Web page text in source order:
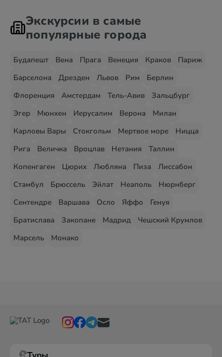
Экскурсии в самые
популярные города
Будапешт Вена Прага Венеция Краков
Париж
Барселона
Дрезден Львов Рим
Берлин
Флоренция
Амстердам Тель-Авив
Зальцбург
Эгер
Мюнхен Иерусалим Верона
Милан
Карловы Вары
Стокгольм Мертвое море
Ницца
Рига
Величка Вроцлав Нетания
Таллин
Копенгаген
Цюрих Любляна Пиза
Лиссабон
Стамбул
Брюссель Эйлат Неаполь
Нюрнберг
Сентендре
Варшава Осло Яффо
Генуя
Братислава
Закопане Мадрид
Чешский Крумлов
Марсель
Монако